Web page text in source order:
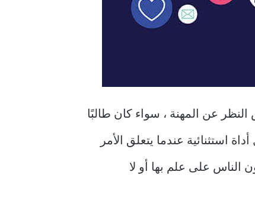
النظر عن المهنة ، سواء كان طالبًا
استثنائية عندما يتعلق الأمر
الناس على علم بها أو لا